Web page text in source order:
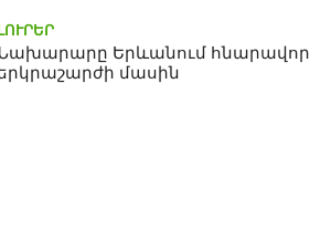
Երևանում հնարավոր
մասին